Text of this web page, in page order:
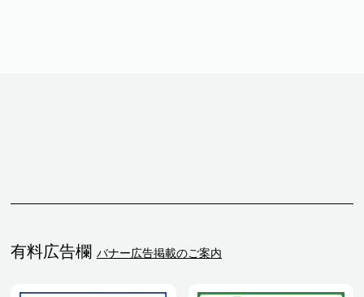
有料広告欄 バナー広告掲載のご案内